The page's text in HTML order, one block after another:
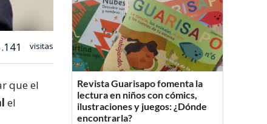
visitas
que el
el
Revista Guarisapo fomenta la
lectura en niños con cómics,
ilustraciones y juegos: ¿Dónde
encontrarla?